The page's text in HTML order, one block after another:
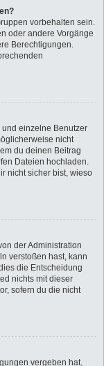
vorbehalten sein.
oder andere Vorgänge
Berechtigungen.
einzelne Benutzer
nicht
du deinen Beitrag
Dateien hochladen.
nicht sicher bist, wieso
der Administration
verstoßen hast, kann
die Entscheidung
nichts mit dieser
sofern du die nicht
vergeben hat,